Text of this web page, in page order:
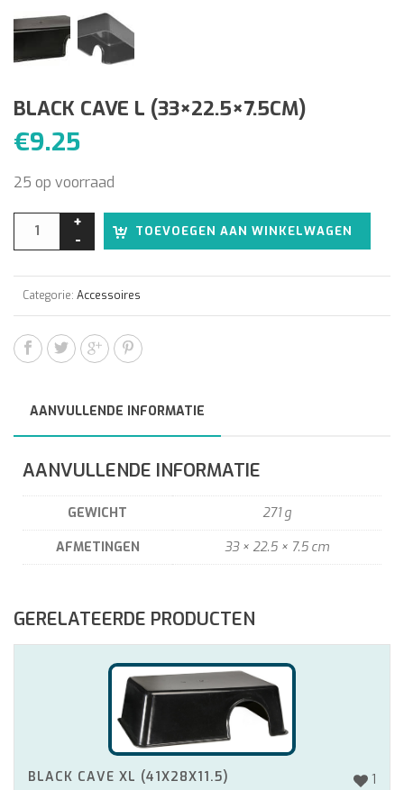
BLACK CAVE L (33×22.5×7.5CM)
€9.25
25 op voorraad
TOEVOEGEN AAN WINKELWAGEN
Categorie: Accessoires
AANVULLENDE INFORMATIE
AANVULLENDE INFORMATIE
GEWICHT
271 g
AFMETINGEN
33 × 22.5 × 7.5 cm
GERELATEERDE PRODUCTEN
1
BLACK CAVE XL (41X28X11.5)